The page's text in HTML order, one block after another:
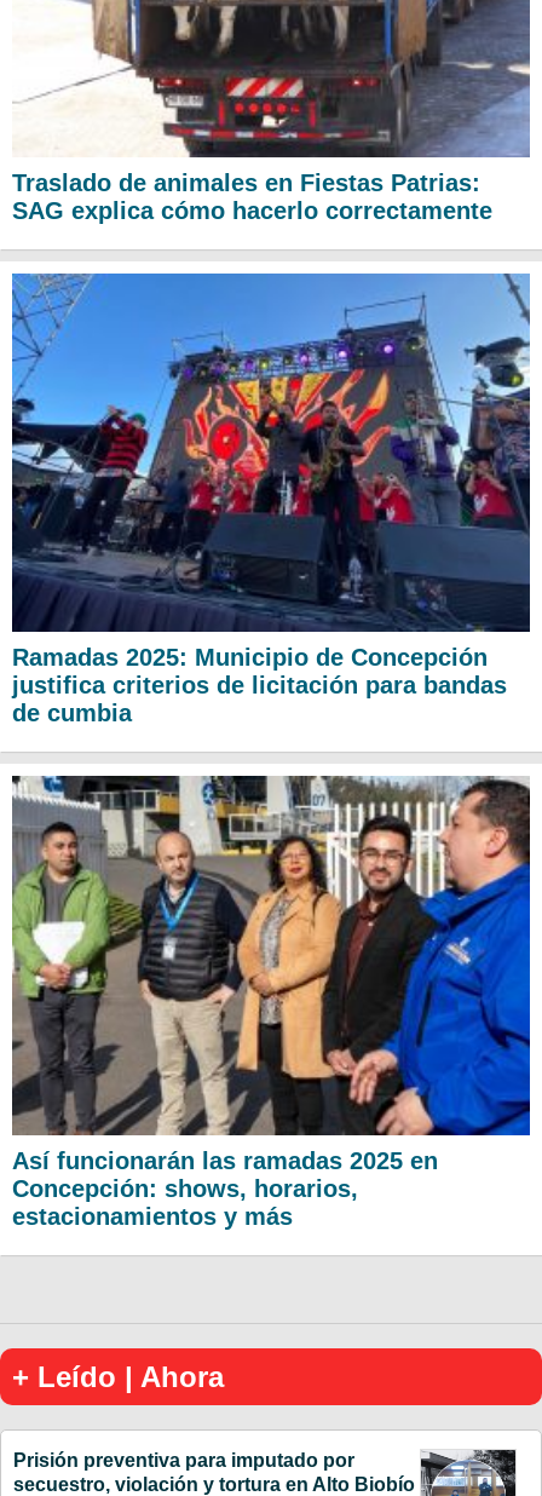
Traslado de animales en Fiestas Patrias:
SAG explica cómo hacerlo correctamente
Ramadas 2025: Municipio de Concepción
justifica criterios de licitación para bandas
de cumbia
Así funcionarán las ramadas 2025 en
Concepción: shows, horarios,
estacionamientos y más
+ Leído | Ahora
Prisión preventiva para imputado por
secuestro, violación y tortura en Alto Biobío